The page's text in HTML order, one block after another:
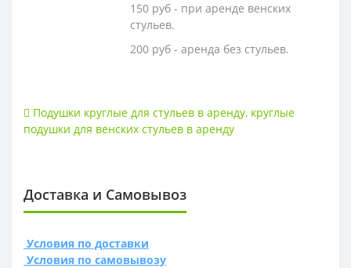
150 руб - при аренде венских
стульев.
200 руб - аренда без стульев.
Подушки круглые для стульев в аренду, круглые
подушки для венских стульев в аренду
Доставка и Самовывоз
Условия по доставки
Условия по самовывозу